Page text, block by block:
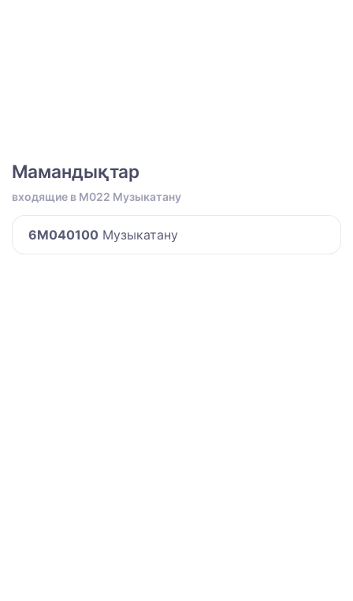
Мамандықтар
входящие в M022 Музыкатану
6M040100 Музыкатану